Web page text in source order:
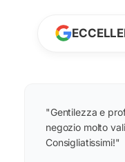
"Gentilezza e
negozio molto
Consigliatissimi!"